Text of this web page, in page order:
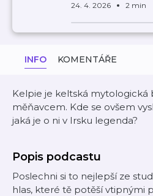
24. 4. 2026 2 min
INFO KOMENTÁŘE
Kelpie je keltská mytologická
měňavcem. Kde se ovšem
jaká je o ni v Irsku legenda?
Popis podcastu
Poslechni si to nejlepší ze
hlas, které tě potěší vtipnými